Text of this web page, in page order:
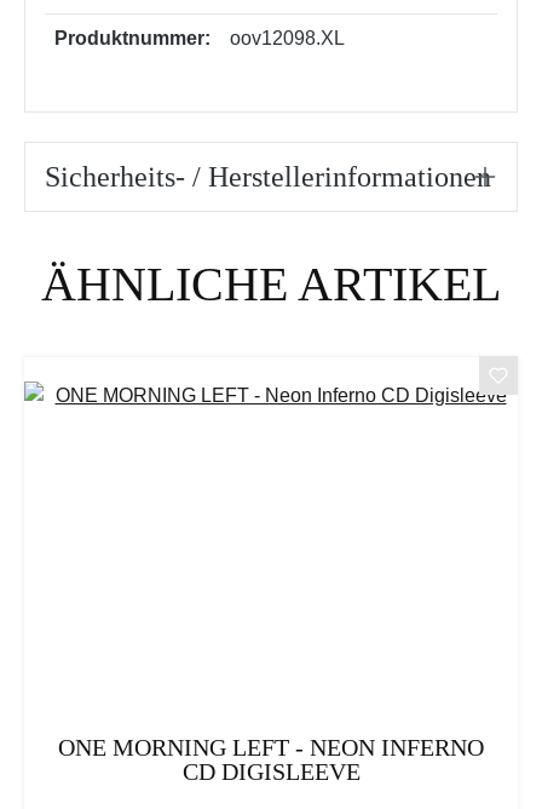
Produktnummer: oov12098.XL
Sicherheits- / Herstellerinformationen
ÄHNLICHE ARTIKEL
ONE MORNING LEFT - NEON INFERNO
CD DIGISLEEVE